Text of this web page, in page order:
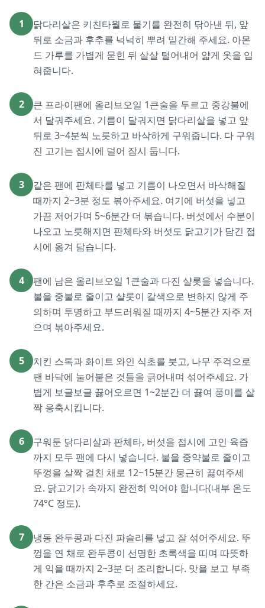
1
닭다리살은 키친타월로 물기를 완전히 닦아낸 뒤, 앞
뒤로 소금과 후추를 넉넉히 뿌려 밑간해 주세요. 아몬
드 가루를 가볍게 묻힌 뒤 살살 털어내어 얇게 옷을 입
혀줍니다.
2
큰 프라이팬에 올리브오일 1큰술을 두르고 중강불에
서 달궈주세요. 기름이 달궈지면 닭다리살을 넣고 앞
뒤로 3~4분씩 노릇하고 바삭하게 구워줍니다. 다 구워
진 고기는 접시에 덜어 잠시 둡니다.
3
같은 팬에 판체타를 넣고 기름이 나오면서 바삭해질
때까지 2~3분 정도 볶아주세요. 여기에 버섯을 넣고
가끔 저어가며 5~6분간 더 볶습니다. 버섯에서 수분이
나오고 노릇해지면 판체타와 버섯도 닭고기가 담긴 접
시에 옮겨 담습니다.
4
팬에 남은 올리브오일 1큰술과 다진 샬롯을 넣습니다.
불을 중불로 줄이고 샬롯이 갈색으로 변하지 않게 주
의하며 투명하고 부드러워질 때까지 4~5분간 자주 저
으며 볶아주세요.
5
치킨 스톡과 화이트 와인 식초를 붓고, 나무 주걱으로
팬 바닥에 눌어붙은 것들을 긁어내며 섞어주세요. 가
볍게 보글보글 끓어오르면 1~2분간 더 끓여 풍미를 살
짝 응축시킵니다.
6
구워둔 닭다리살과 판체타, 버섯을 접시에 고인 육즙
까지 모두 팬에 다시 넣습니다. 불을 중약불로 줄이고
뚜껑을 살짝 걸친 채로 12~15분간 뭉근히 끓여주세
요. 닭고기가 속까지 완전히 익어야 합니다(내부 온도
74°C 정도).
7
냉동 완두콩과 다진 파슬리를 넣고 잘 섞어주세요. 뚜
껑을 연 채로 완두콩이 선명한 초록색을 띠며 따뜻하
게 익을 때까지 2~3분 더 조리합니다. 맛을 보고 부족
한 간은 소금과 후추로 조절하세요.